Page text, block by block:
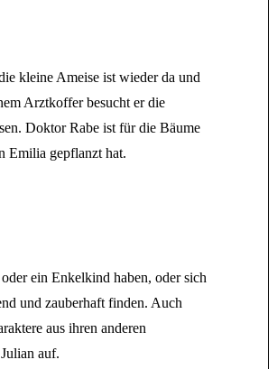
kleine Ameise ist wieder da und
Arztkoffer besucht er die
Doktor Rabe ist für die Bäume
Emilia gepflanzt hat.
ein Enkelkind haben, oder sich
und zauberhaft finden. Auch
aus ihren anderen
auf.